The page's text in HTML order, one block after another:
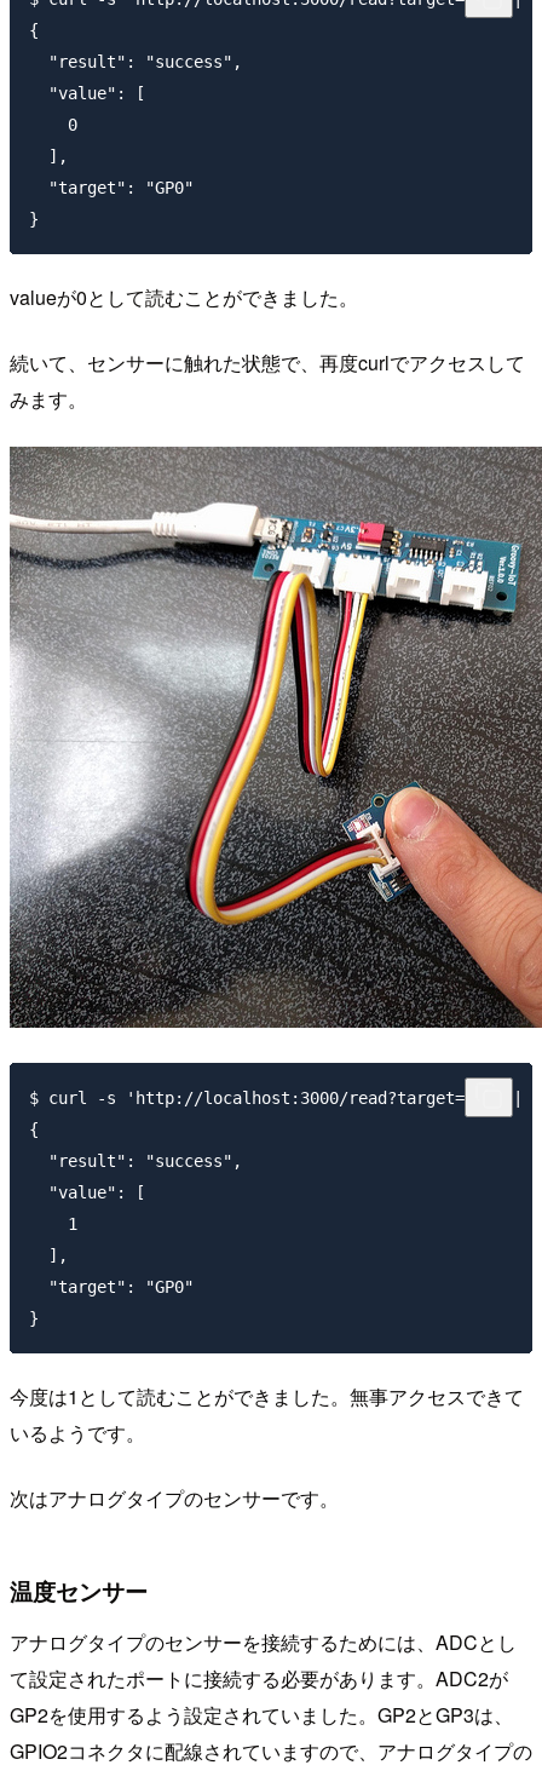
{
  "result": "success",
  "value": [
    0
  ],
  "target": "GP0"
valueが0として読むことができました。
続いて、センサーに触れた状態で、再度curlでアクセスして
みます。
$ curl -s 'http://localhost:3000/read?target=GP0' |
{
  "result": "success",
  "value": [
    1
  ],
  "target": "GP0"
今度は1として読むことができました。無事アクセスできて
いるようです。
次はアナログタイプのセンサーです。
温度センサー
アナログタイプのセンサーを接続するためには、ADCとし
て設定されたポートに接続する必要があります。ADC2が
GP2を使用するよう設定されていました。GP2とGP3は、
GPIO2コネクタに配線されていますので、アナログタイプの